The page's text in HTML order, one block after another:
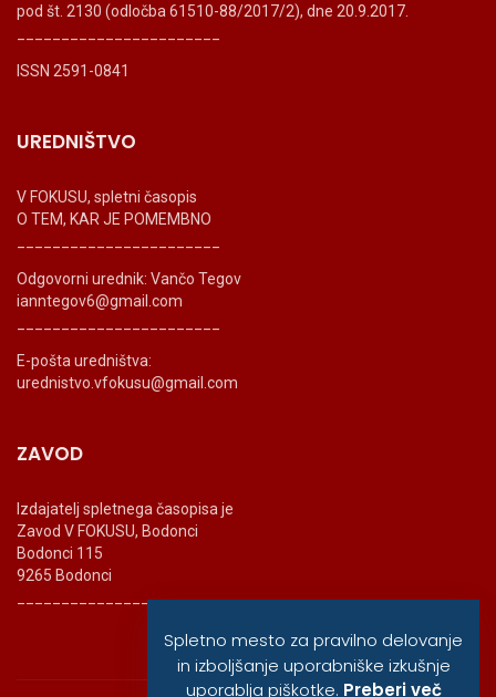
pod št. 2130 (odločba 61510-88/2017/2), dne 20.9.2017.
ISSN 2591-0841
UREDNIŠTVO
V FOKUSU, spletni časopis
O TEM, KAR JE POMEMBNO
Odgovorni urednik: Vančo Tegov
ianntegov6@gmail.com
E-pošta uredništva:
urednistvo.vfokusu@gmail.com
ZAVOD
Izdajatelj spletnega časopisa je
Zavod V FOKUSU, Bodonci
Bodonci 115
9265 Bodonci
_______________________
Spletno mesto za pravilno delovanje
in izboljšanje uporabniške izkušnje
uporablja piškotke. Preberi več